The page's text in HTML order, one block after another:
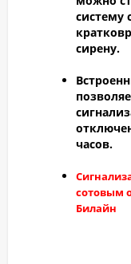
систему
сирену.
часов.
сотовым
Билайн